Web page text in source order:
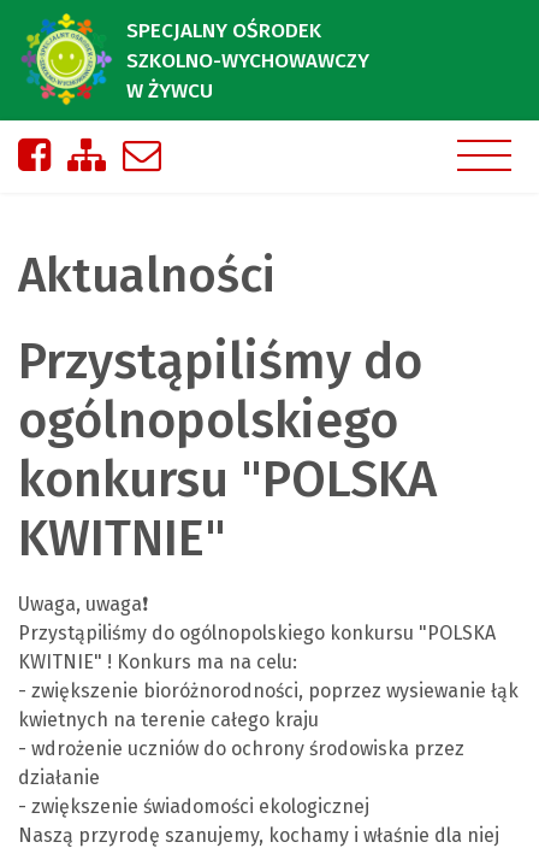
SPECJALNY OŚRODEK
SZKOLNO-WYCHOWAWCZY
W ŻYWCU
Nasza strona na Facebooku
Zobacz mapę strony
Aktualności
Przystąpiliśmy do
ogólnopolskiego
konkursu "POLSKA
KWITNIE"
Uwaga, uwaga❗️
Przystąpiliśmy do ogólnopolskiego konkursu "POLSKA
KWITNIE" ! Konkurs ma na celu:
- zwiększenie bioróżnorodności, poprzez wysiewanie łąk
kwietnych na terenie całego kraju
- wdrożenie uczniów do ochrony środowiska przez
działanie
- zwiększenie świadomości ekologicznej
Naszą przyrodę szanujemy, kochamy i właśnie dla niej